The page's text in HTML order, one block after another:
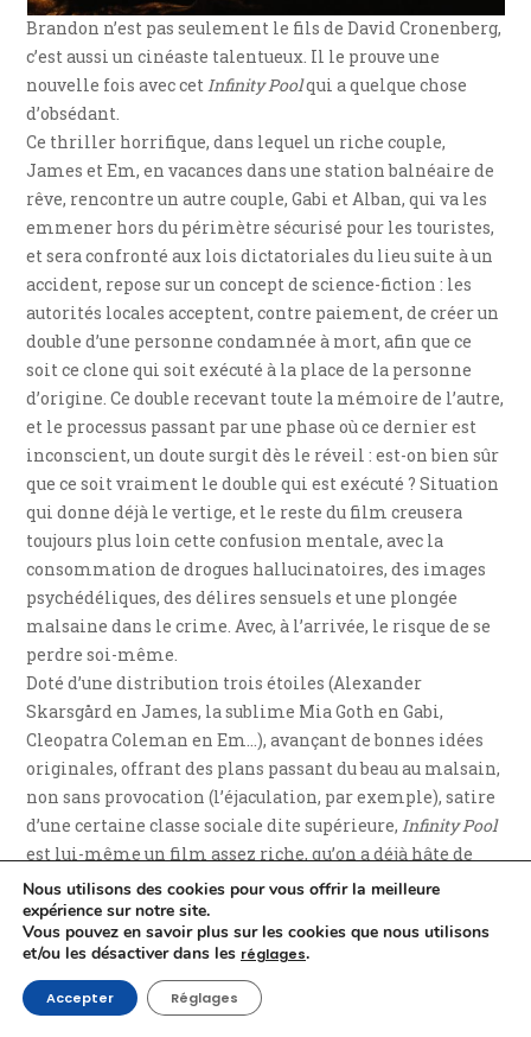
Brandon n’est pas seulement le fils de David Cronenberg,
c’est aussi un cinéaste talentueux. Il le prouve une
nouvelle fois avec cetInfinity Poolqui a quelque chose
d’obsédant.
Ce thriller horrifique, dans lequel un riche couple,
James et Em, en vacances dans une station balnéaire de
rêve, rencontre un autre couple, Gabi et Alban, qui va les
emmener hors du périmètre sécurisé pour les touristes,
et sera confronté aux lois dictatoriales du lieu suite à un
accident, repose sur un concept de science-fiction : les
autorités locales acceptent, contre paiement, de créer un
double d’une personne condamnée à mort, afin que ce
soit ce clone qui soit exécuté à la place de la personne
d’origine. Ce double recevant toute la mémoire de l’autre,
et le processus passant par une phase où ce dernier est
inconscient, un doute surgit dès le réveil : est-on bien sûr
que ce soit vraiment le double qui est exécuté ? Situation
qui donne déjà le vertige, et le reste du film creusera
toujours plus loin cette confusion mentale, avec la
consommation de drogues hallucinatoires, des images
psychédéliques, des délires sensuels et une plongée
malsaine dans le crime. Avec, à l’arrivée, le risque de se
perdre soi-même.
Doté d’une distribution trois étoiles (Alexander
Skarsgård en James, la sublime Mia Goth en Gabi,
Cleopatra Coleman en Em…), avançant de bonnes idées
originales, offrant des plans passant du beau au malsain,
non sans provocation (l’éjaculation, par exemple), satire
d’une certaine classe sociale dite supérieure,Infinity Pool
est lui-même un film assez riche, qu’on a déjà hâte de
revoir.
Monolith, Mention spéciale de la White Raven
Competition pour l’actrice Lily Sullivan
Matt Vesely (Australie)
Nous utilisons des cookies pour vous offrir la meilleure
expérience sur notre site.
Vous pouvez en savoir plus sur les cookies que nous utilisons
et/ou les désactiver dans les réglages.
Accepter Réglages